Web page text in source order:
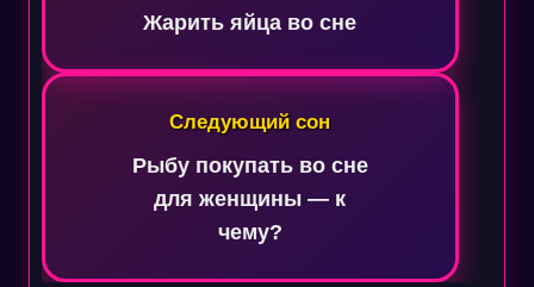
записямЖарить яйца во сне
Следующий сон
Рыбу покупать во сне
для женщины — к
чему?